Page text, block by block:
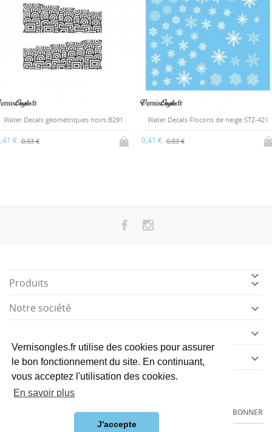
Vernisongles.fr utilise des cookies pour assurer
le bon fonctionnement du site. En continuant,
vous acceptez l'utilisation des cookies.
En savoir plus
J'accepte
Water Decals Flocons de neige STZ-421
€ 0,83 €
Water Decals arabesques 1445
0,41 € 0,83 €

Produits 
Notre société 

Informations 
J'accepte les
confidentialité des données clients
S’ABONNER